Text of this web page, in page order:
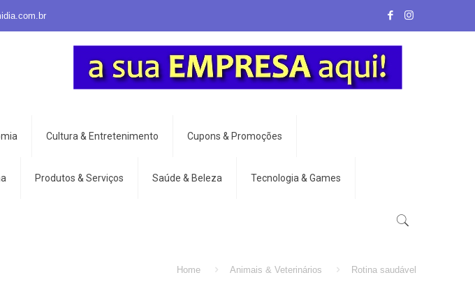
Cultura & Entretenimento Cupons & Promoções
Produtos & Serviços Saúde & Beleza Tecnologia & Games
Home Animais & Veterinários Rotina saudável